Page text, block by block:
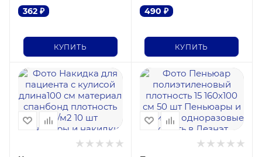
362 ₽
КУПИТЬ
490 ₽
КУПИТЬ